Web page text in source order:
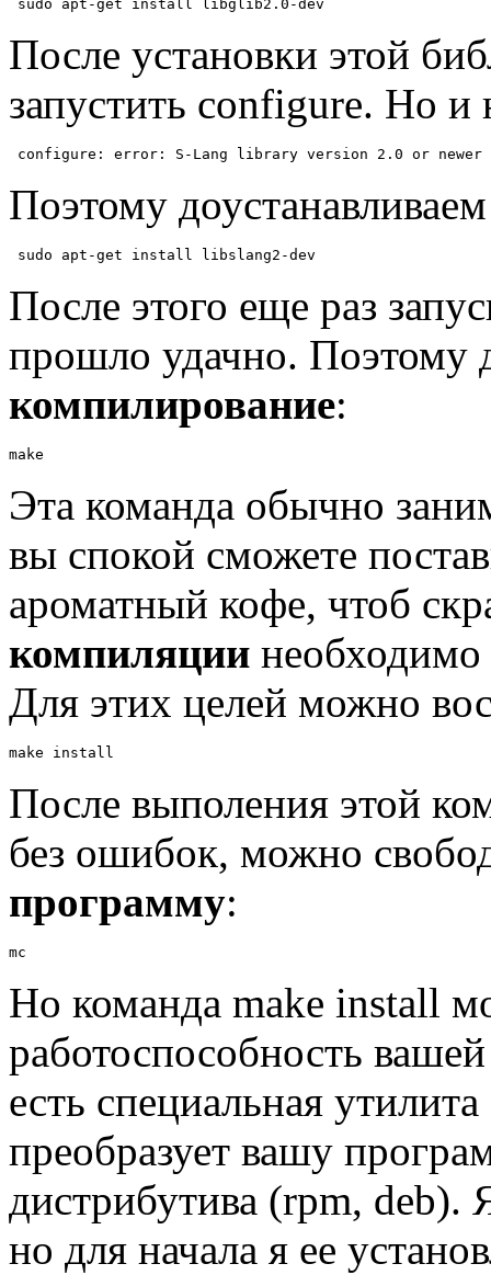
sudo apt-get install libglib2.0-dev
После установки этой
запустить configure. Но и
configure: error: S-Lang library version 2.0 or newer
Поэтому
sudo apt-get install libslang2-dev
После этого еще раз
прошло удачно. Поэтому
компилирование:
make
Эта команда обычно
вы спокой сможете
ароматный кофе, чтоб
компиляции необходимо
Для этих целей можно
make install
После выполения этой
без ошибок, можно
программу:
mc
Но команда make install
работоспособность
есть специальная
преобразует вашу
дистрибутива (rpm, deb).
но для начала я ее